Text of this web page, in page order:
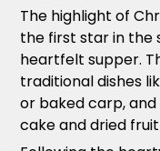
The highlight of
the first star in the
heartfelt supper.
traditional dishes
or baked carp,
cake and dried